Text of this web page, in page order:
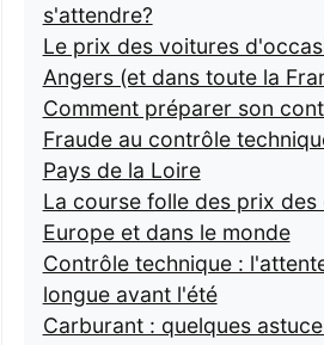
s'attendre?
Le prix des voitures
Angers (et dans toute la
Comment préparer son
Fraude au contrôle
Pays de la Loire
La course folle des prix des
Europe et dans le monde
Contrôle technique :
longue avant l'été
Carburant : quelques